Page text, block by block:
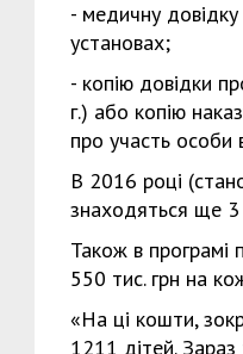
- медичну
установах;
- копію довідки
г.) або копію
про участь особи
В 2016 році
знаходяться ще
Також в програмі
550 тис. грн на
«На ці кошти,
1211 дітей.